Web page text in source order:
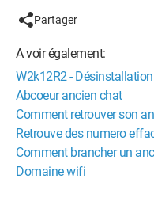
Mieux : quand je me
les supprimer, sauf
plusieurs exemplaires par
avec une douzaine
Quelqu'un aurait une idée ?
Merci par avance
Partager
A voir également:
W2k12R2 -
Abcoeur ancien chat
Comment retrouver son
Retrouve des numero
Comment brancher un
Domaine wifi